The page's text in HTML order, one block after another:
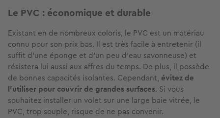
Le PVC : économique et durable
Existant en de nombreux coloris, le PVC est un matériau
connu pour son prix bas. Il est très facile à entretenir (il
suffit d'une éponge et d'un peu d'eau savonneuse) et
résistera lui aussi aux affres du temps. De plus, il possède
de bonnes capacités isolantes. Cependant, évitez de
l'utiliser pour couvrir de grandes surfaces. Si vous
souhaitez installer un volet sur une large baie vitrée, le
PVC, trop souple, risque de ne pas convenir.